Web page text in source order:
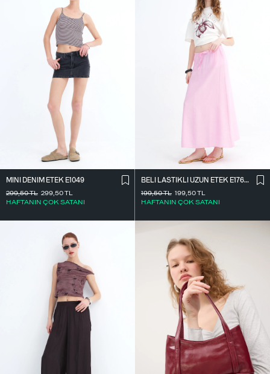
MINI DENIM ETEK E1049
299,50TL
HAFTANIN ÇOK SATANI
299,50TL
BELI LASTIKLI UZUN ETEK E17627
199,50TL
HAFTANIN ÇOK SATANI
199,50TL